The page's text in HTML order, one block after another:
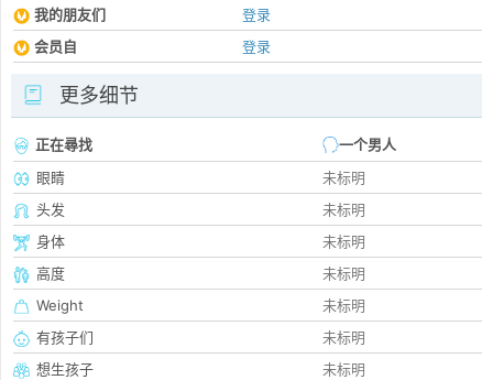
我的朋友们
登录
会员自
登录
更多细节
正在尋找
一个男人
眼睛
未标明
头发
未标明
身体
未标明
高度
未标明
Weight
未标明
有孩子们
未标明
想生孩子
未标明